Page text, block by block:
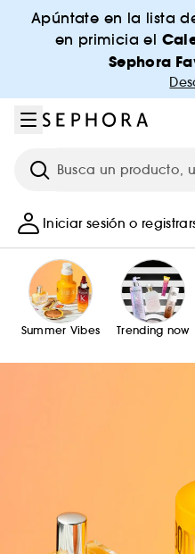
Ir al menú
Ir al contenido principal
Ir al pie de página
Apúntate en la lista
en primicia el
Sephora
Investigación
Iniciar sesión o
Summer Vibes Trending now